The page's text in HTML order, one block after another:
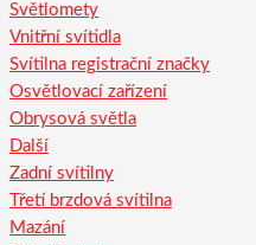
Světlomety
Vnitřní svítidla
Svítilna registrační značky
Osvětlovací zařízení
Obrysová světla
Další
Zadní svítilny
Třetí brzdová svítilna
Mazání